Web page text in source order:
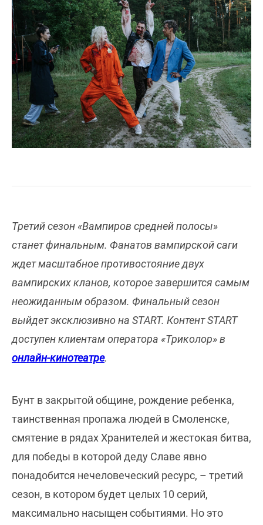
Третий сезон «Вампиров средней полосы»
станет финальным. Фанатов вампирской саги
ждет масштабное противостояние двух
вампирских кланов, которое завершится самым
неожиданным образом. Финальный сезон
выйдет эксклюзивно на START. Контент START
доступен клиентам оператора «Триколор» в
онлайн-кинотеатре.
Бунт в закрытой общине, рождение ребенка,
таинственная пропажа людей в Смоленске,
смятение в рядах Хранителей и жестокая битва,
для победы в которой деду Славе явно
понадобится нечеловеческий ресурс, – третий
сезон, в котором будет целых 10 серий,
максимально насыщен событиями. Но это